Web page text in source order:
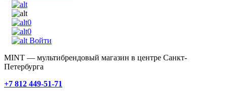
0
0
Войти
MINT — мультибрендовый магазин в центре Санкт-
Петербурга
+7 812 449-51-71